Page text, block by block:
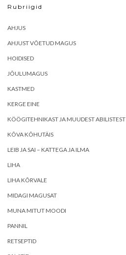
Rubriigid
AHJUS
AHJUST VÕETUD MAGUS
HOIDISED
JÕULUMAGUS
KASTMED
KERGE EINE
KÖÖGITEHNIKAST JA MUUDEST ABILISTEST
KÕVA KÕHUTÄIS
LEIB JA SAI – KATTEGA JA ILMA
LIHA
LIHA KÕRVALE
MIDAGI MAGUSAT
MUNA MITUT MOODI
PANNIL
RETSEPTID